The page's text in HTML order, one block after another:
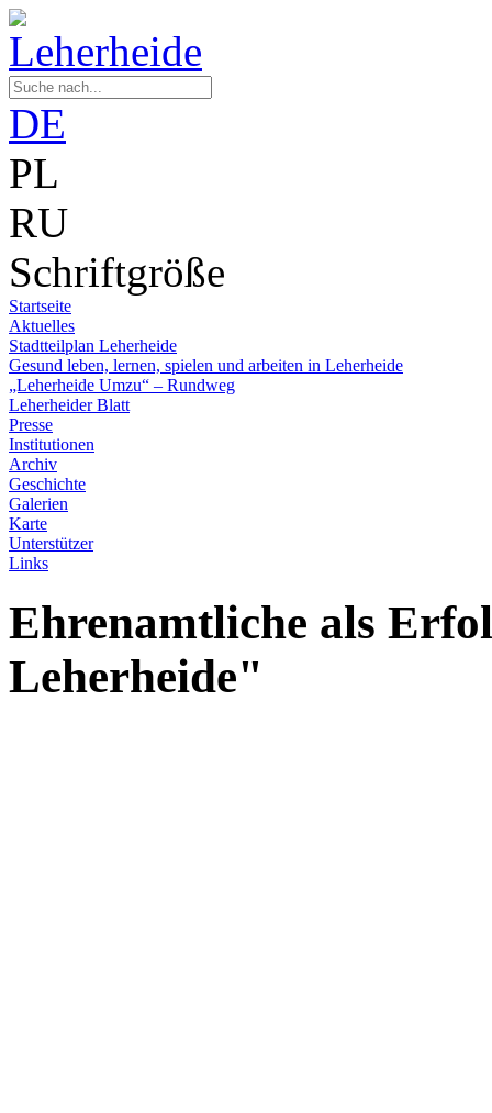
DE
PL
RU
Schriftgröße
Startseite
Aktuelles
Stadtteilplan Leherheide
Gesund leben, lernen, spielen und arbeiten in Leherheide
„Leherheide Umzu“ – Rundweg
Leherheider Blatt
Presse
Institutionen
Archiv
Geschichte
Galerien
Karte
Unterstützer
Links
Ehrenamtliche als
Leherheide"